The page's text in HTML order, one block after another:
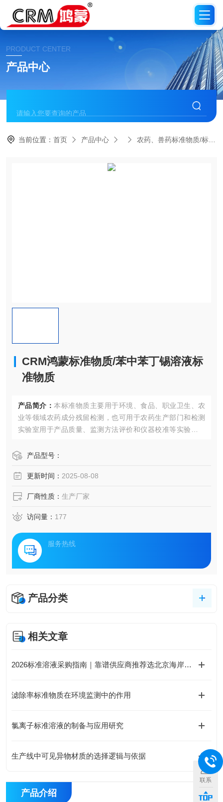
PRODUCT CENTER
产品中心
当前位置：首页 产品中心 农药、兽药标准物质/标准品
CRM鸿蒙标准物质/苯中苯丁锡溶液标
准物质
产品简介： 本标准物质主要用于环境、食品、职业卫生、农
业等领域农药成分残留检测，也可用于农药生产部门和检测
实验室用于产品质量、监测方法评价和仪器校准等实验室质
产品型号：
更新时间： 2025-08-08
厂商性质： 生产厂家
访问量： 177
服务热线
产品分类
相关文章
2026标准溶液采购指南｜靠谱供应商推荐选北京海岸鸿蒙，可定制混
滤除率标准物质在环境监测中的作用
氯离子标准溶液的制备与应用研究
生产线中可见异物材质的选择逻辑与依据
产品介绍
联系